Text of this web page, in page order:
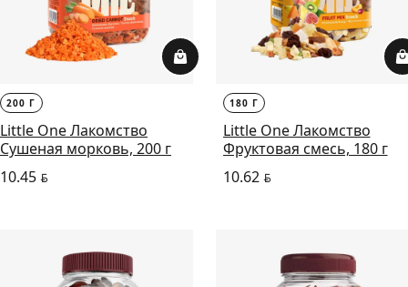
200 Г
Little One Лакомство
Сушеная морковь, 200 г
10.45 BYN
180 Г
Little One Лакомство
Фруктовая смесь, 180 г
10.62BYN